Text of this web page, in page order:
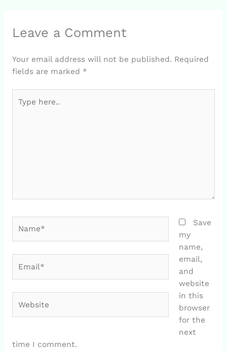
Leave a Comment
Your email address will not be published. Required
fields are marked *
here..
Save
my
name,
email,
and
website
in this
browser
for the
next
time I comment.